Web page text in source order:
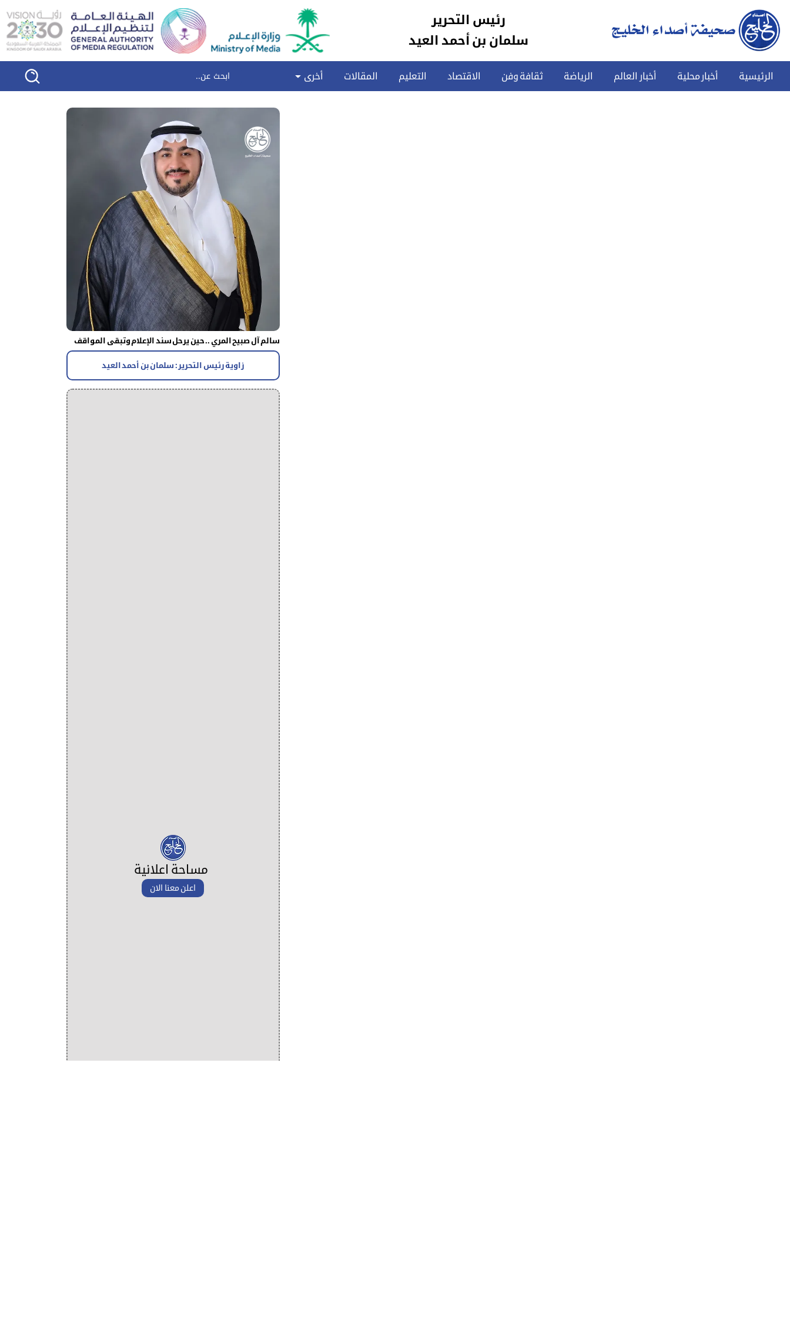
رئيس التحرير
سلمان بن أحمد العيد
الرئيسية أخبار محلية أخبار العالم الرياضة ثقافة وفن الاقتصاد التعليم المقالات أخرى
سالم آل صبيح المري .. حين يرحل سند الإعلام وتبقى المواقف
زاوية رئيس التحرير : سلمان بن أحمد العيد
مساحة اعلانية
اعلن معنا الان